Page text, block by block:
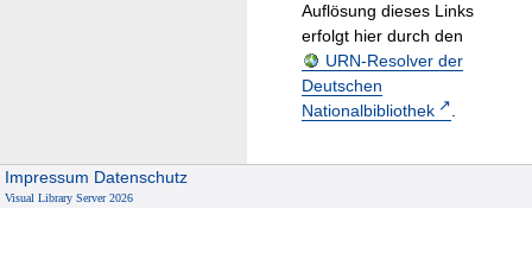
Auflösung dieses Links
erfolgt hier durch den
URN-Resolver der
Deutschen
Nationalbibliothek
.
Impressum Datenschutz
Visual Library Server 2026